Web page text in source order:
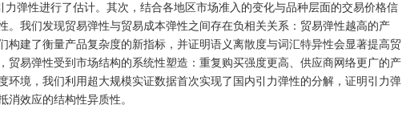
弹性进行了估计。其次，结合各地区市场准入的变化与品种层面的交易价格信
。我们发现贸易弹性与贸易成本弹性之间存在负相关关系：贸易弹性越高的产
构建了衡量产品复杂度的新指标，并证明语义离散度与词汇特异性会显著提高贸
贸易弹性受到市场结构的系统性塑造：重复购买强度更高、供应商网络更广的产
环境，我们利用超大规模实证数据首次实现了国内引力弹性的分解，证明引力弹
效应的结构性异质性。